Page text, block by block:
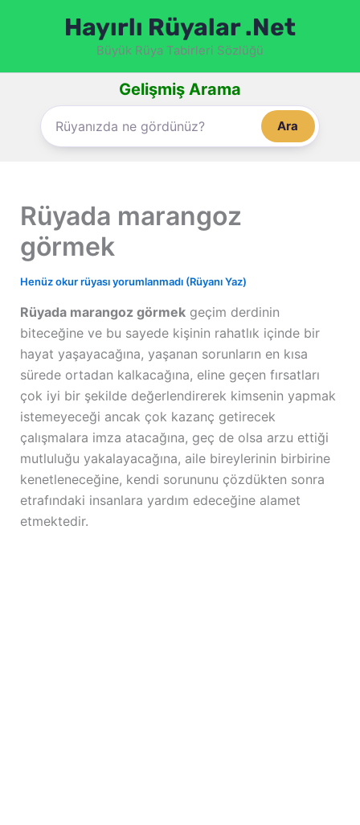
Hayırlı Rüyalar .Net
Büyük Rüya Tabirleri Sözlüğü
Gelişmiş Arama
Ara
Rüyada marangoz
görmek
Henüz okur rüyası yorumlanmadı (Rüyanı Yaz)
Rüyada marangoz görmekgeçim derdinin
biteceğine ve bu sayede kişinin rahatlık içinde bir
hayat yaşayacağına, yaşanan sorunların en kısa
sürede ortadan kalkacağına, eline geçen fırsatları
çok iyi bir şekilde değerlendirerek kimsenin yapmak
istemeyeceği ancak çok kazanç getirecek
çalışmalara imza atacağına, geç de olsa arzu ettiği
mutluluğu yakalayacağına, aile bireylerinin birbirine
kenetleneceğine, kendi sorununu çözdükten sonra
etrafındaki insanlara yardım edeceğine alamet
etmektedir.